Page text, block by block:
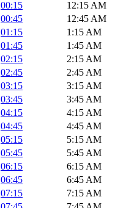
00:15
12:15 AM
00:45
12:45 AM
01:15
1:15 AM
01:45
1:45 AM
02:15
2:15 AM
02:45
2:45 AM
03:15
3:15 AM
03:45
3:45 AM
04:15
4:15 AM
04:45
4:45 AM
05:15
5:15 AM
05:45
5:45 AM
06:15
6:15 AM
06:45
6:45 AM
07:15
7:15 AM